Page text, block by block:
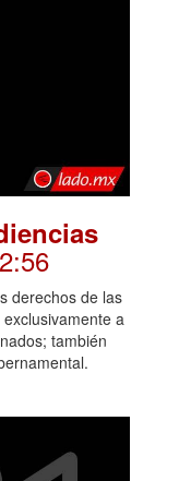
derechos de las
a
también